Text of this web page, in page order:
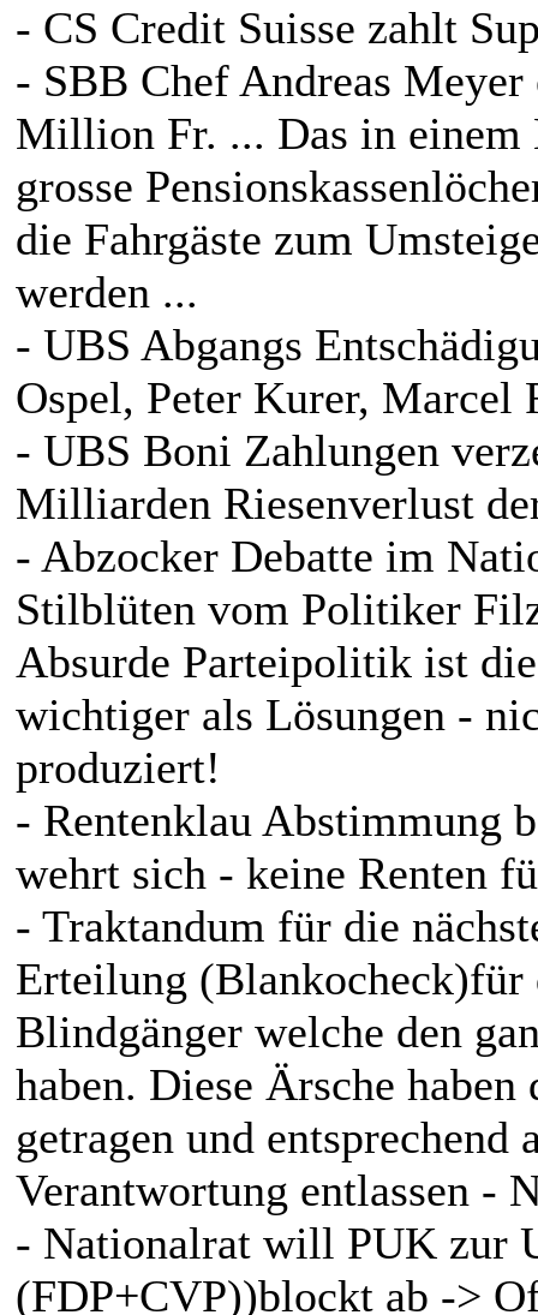
- CS Credit Suisse zahlt
- SBB Chef Andreas
Million Fr. ... Das in einem
grosse
die Fahrgäste zum
werden ...
- UBS Abgangs
Ospel, Peter Kurer, Marcel
- UBS Boni Zahlungen
Milliarden Riesenverlust
- Abzocker Debatte im
Stilblüten vom Politiker
Absurde Parteipolitik ist
wichtiger als Lösungen -
produziert!
- Rentenklau Abstimmung
wehrt sich - keine Renten
- Traktandum für die
Erteilung
Blindgänger welche den
haben. Diese Ärsche
getragen und
Verantwortung entlassen -
- Nationalrat will PUK zur
(FDP+CVP))blockt ab ->